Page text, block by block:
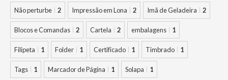
Não perturbe 2 Impressão em Lona 2 Imã de Geladeira 2
Blocos e Comandas 2 Cartela 2 embalagens 1
Filipeta 1 Folder 1 Certificado 1 Timbrado 1
Tags 1 Marcador de Página 1 Solapa 1